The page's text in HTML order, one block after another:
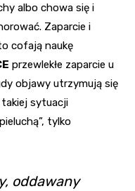
albo chowa się i
Zaparcie i
cofają naukę
przewlekłe zaparcie u
objawy utrzymują się
takiej sytuacji
tylko
oddawany